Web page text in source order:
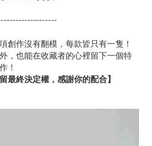
創作沒有翻模，每款皆只有一隻！
，也能在收藏者的心裡留下一個特
！
最終決定權，感謝你的配合】